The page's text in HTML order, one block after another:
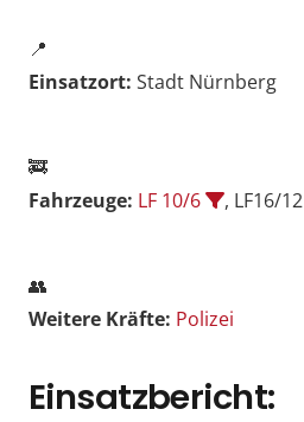
📍
Einsatzort: Stadt Nürnberg
🚒
Fahrzeuge: LF 10/6 , LF16/12
👥
Weitere Kräfte: Polizei
Einsatzbericht: